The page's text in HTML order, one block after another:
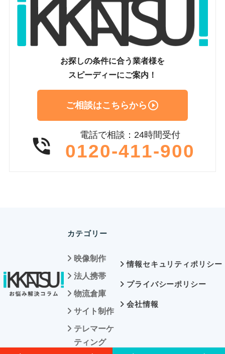
お探しの条件に合う業者様を
スピーディーにご案内！
ご相談はこちらから 
 電話で相談：24時間受付
0120-411-900
カテゴリー
映像制作
法人携帯
物流倉庫
サイト制作
テレマーケ
ティング
情報セキュリティポリシー
プライバシーポリシー
会社情報